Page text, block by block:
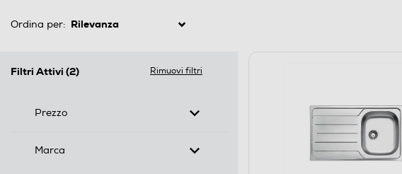
Ordina per:
Filtri Attivi (2) Rimuovi filtri
Prezzo
Marca